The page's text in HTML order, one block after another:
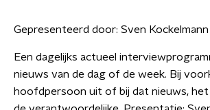
Gepresenteerd door: Sven Kockelmann
Een dagelijks actueel
nieuws van de dag of de week. Bij
hoofdpersoon uit of bij dat nieuws,